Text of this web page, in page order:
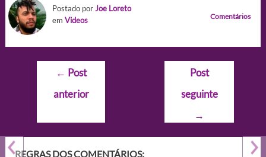
Postado porJoe Loreto
em Videos Comentários
Navegação
Post
← Post
anterior
Post
seguinte
→
REGRAS DOS COMENTÁRIOS: